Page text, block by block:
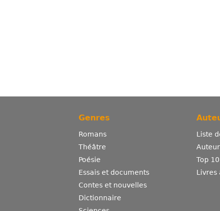
Genres
Romans
Théâtre
Poésie
Essais et documents
Contes et nouvelles
Dictionnaire
Liste
Top
Livres